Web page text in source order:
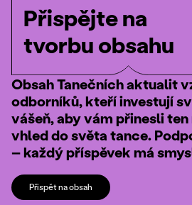
Přispějte na
tvorbu obsahu
Obsah Tanečních aktualit
odborníků, kteří investují
vášeň, aby vám přinesli
vhled do světa tance.
– každý příspěvek má
Přispět na obsah